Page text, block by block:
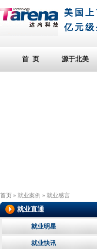
美国上
亿元
首 页 源于北美
首页 » 就业案例 » 就业感言
就业直通
就业明星
就业快讯